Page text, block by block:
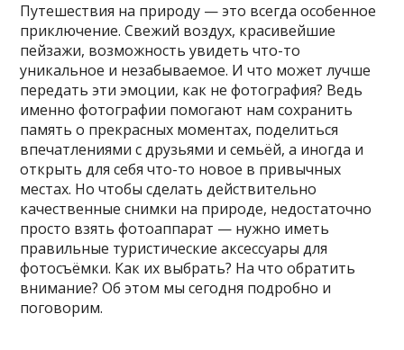
Путешествия на природу — это всегда особенное
приключение. Свежий воздух, красивейшие
пейзажи, возможность увидеть что-то
уникальное и незабываемое. И что может лучше
передать эти эмоции, как не фотография? Ведь
именно фотографии помогают нам сохранить
память о прекрасных моментах, поделиться
впечатлениями с друзьями и семьёй, а иногда и
открыть для себя что-то новое в привычных
местах. Но чтобы сделать действительно
качественные снимки на природе, недостаточно
просто взять фотоаппарат — нужно иметь
правильные туристические аксессуары для
фотосъёмки. Как их выбрать? На что обратить
внимание? Об этом мы сегодня подробно и
поговорим.